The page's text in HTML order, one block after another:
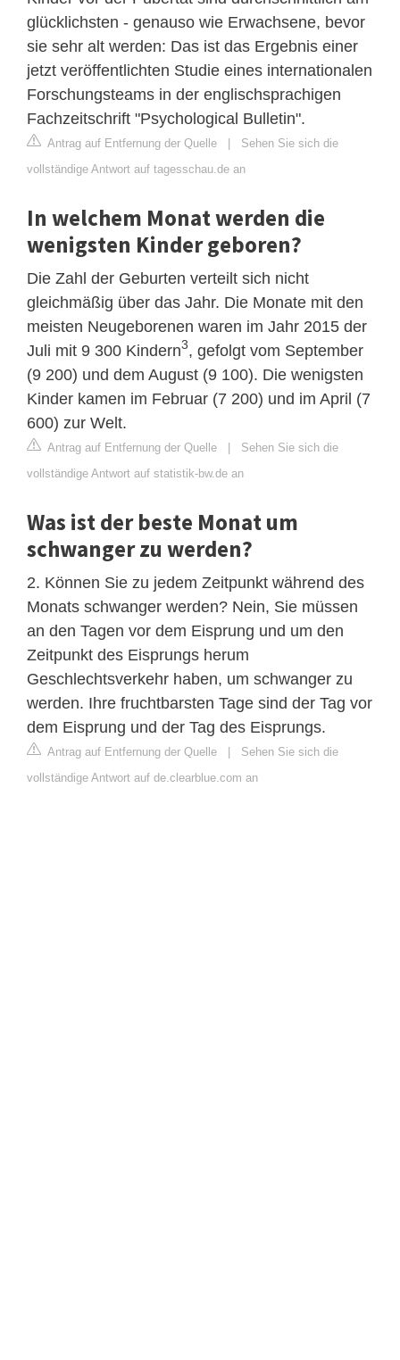
glücklichsten - genauso wie Erwachsene, bevor
sie sehr alt werden: Das ist das Ergebnis einer
jetzt veröffentlichten Studie eines internationalen
Forschungsteams in der englischsprachigen
Fachzeitschrift "Psychological Bulletin".
Antrag auf Entfernung der Quelle | Sehen Sie sich die
vollständige Antwort auf tagesschau.de an
In welchem Monat werden die
wenigsten Kinder geboren?
Die Zahl der Geburten verteilt sich nicht
gleichmäßig über das Jahr. Die Monate mit den
meisten Neugeborenen waren im Jahr 2015 der
Juli mit 9 300 Kindern3, gefolgt vom September
(9 200) und dem August (9 100). Die wenigsten
Kinder kamen im Februar (7 200) und im April (7
600) zur Welt.
Antrag auf Entfernung der Quelle | Sehen Sie sich die
vollständige Antwort auf statistik-bw.de an
Was ist der beste Monat um
schwanger zu werden?
2. Können Sie zu jedem Zeitpunkt während des
Monats schwanger werden? Nein, Sie müssen
an den Tagen vor dem Eisprung und um den
Zeitpunkt des Eisprungs herum
Geschlechtsverkehr haben, um schwanger zu
werden. Ihre fruchtbarsten Tage sind der Tag vor
dem Eisprung und der Tag des Eisprungs.
Antrag auf Entfernung der Quelle | Sehen Sie sich die
vollständige Antwort auf de.clearblue.com an